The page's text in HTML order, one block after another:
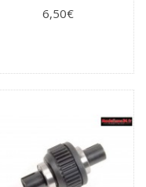
6,50€